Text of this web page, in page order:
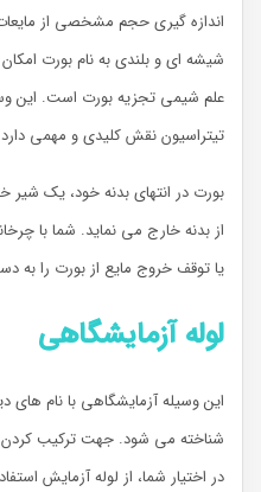
اندازه گیری حجم مشخصی از
شیشه ای و بلندی به نام بورت
علم شیمی تجزیه بورت است. این
تیتراسیون نقش کلیدی و مهمی
بورت در انتهای بدنه خود، یک شیر
از بدنه خارج می نماید. شما با
یا توقف خروج مایع از بورت را به
لوله آزمایشگاهی
این وسیله آزمایشگاهی با نام های
شناخته می شود. جهت ترکیب کردن
در اختیار شما، از لوله آزمایش